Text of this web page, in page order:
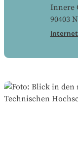
Innere
90403